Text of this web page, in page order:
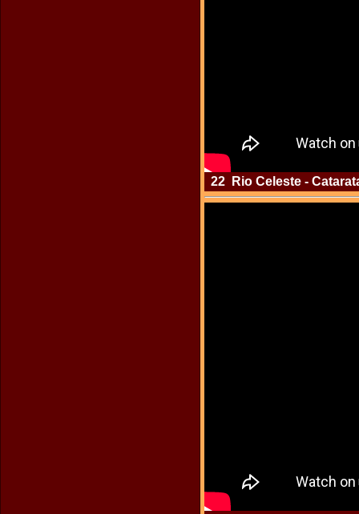
22 Rio Celeste -